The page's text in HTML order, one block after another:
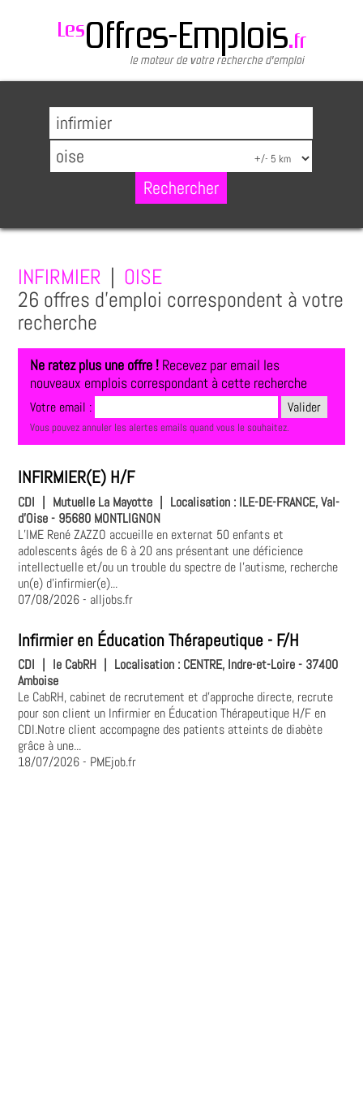
INFIRMIER
OISE
26 offres d'emploi correspondent à votre
recherche
Ne ratez plus une offre ! Recevez par email les
nouveaux emplois correspondant à cette recherche
Votre email :
Vous pouvez annuler les alertes emails quand vous le souhaitez.
INFIRMIER(E) H/F
CDI | Mutuelle La Mayotte | Localisation : ILE-DE-FRANCE, Val-
d'Oise - 95680 MONTLIGNON
L’IME René ZAZZO accueille en externat 50 enfants et
adolescents âgés de 6 à 20 ans présentant une déficience
intellectuelle et/ou un trouble du spectre de l’autisme, recherche
un(e) d’infirmier(e)...
07/08/2026- alljobs.fr
Infirmier en Éducation Thérapeutique - F/H
CDI le CabRH Localisation : CENTRE, Indre-et-Loire - 37400
Amboise
Le CabRH, cabinet de recrutement et d'approche directe, recrute
pour son client un Infirmier en Éducation Thérapeutique H/F en
CDI.Notre client accompagne des patients atteints de diabète
grâce à une...
18/07/2026- PMEjob.fr